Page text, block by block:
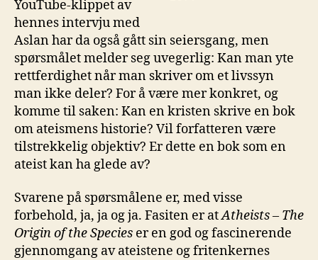
YouTube-klippet av
hennes intervju med
Aslan har da også gått sin seiersgang, men
spørsmålet melder seg uvegerlig: Kan man yte
rettferdighet når man skriver om et livssyn
man ikke deler? For å være mer konkret, og
komme til saken: Kan en kristen skrive en bok
om ateismens historie? Vil forfatteren være
tilstrekkelig objektiv? Er dette en bok som en
ateist kan ha glede av?
Svarene på spørsmålene er, med visse
forbehold, ja, ja og ja. Fasiten er atAtheists– The
OriginoftheSpecies er en god og fascinerende
gjennomgang av ateistene og fritenkernes